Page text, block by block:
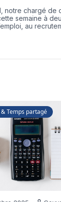
notre chargé de
semaine à
au
& Temps partagé